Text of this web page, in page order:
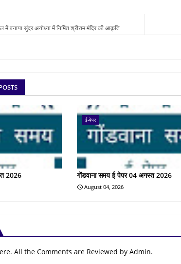
में बनाया सुंदर अयोध्या में निर्मित श्रीराम मंदिर की आकृति
2026
ई-पेपर
गोंडवाना समय ई पेपर 04 अगस्त 2026
August 04, 2026
All the Comments are Reviewed by Admin.